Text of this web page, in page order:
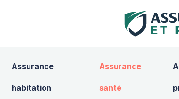
Assurance
habitation
Assurance
santé